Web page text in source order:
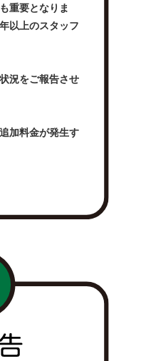
重要となりま
以上のスタッフ
況をご報告させ
加料金が発生す